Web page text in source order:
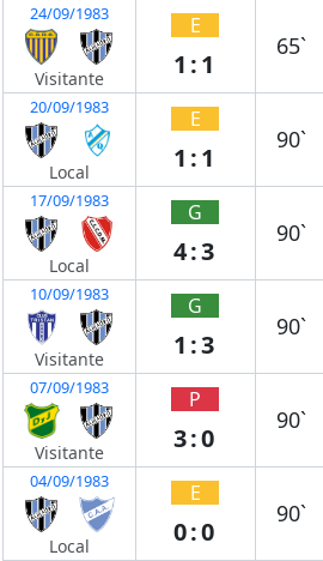
24/09/1983
Visitante
E
1:1
65`
20/09/1983
Local
E
1:1
90`
17/09/1983
Local
G
4:3
90`
10/09/1983
Visitante
G
1:3
90`
07/09/1983
Visitante
P
3:0
90`
04/09/1983
Local
E
0:0
90`